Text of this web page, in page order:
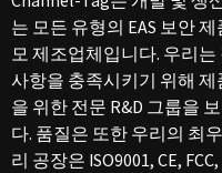
는 모든 유형의 EAS 보안
모 제조업체입니다. 우리는
사항을 충족시키기 위해 제
을 위한 전문 R&D 그룹을
다. 품질은 또한 우리의 최
리 공장은 ISO9001, CE,